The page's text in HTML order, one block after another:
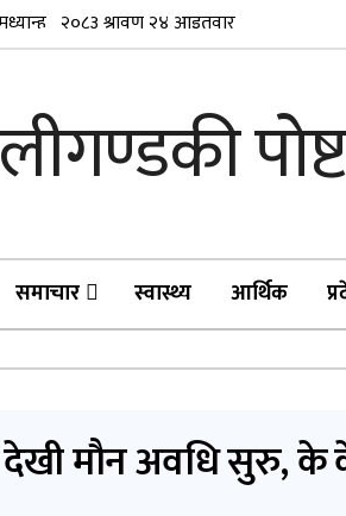
समाचार स्वास्थ्य आर्थिक
मौन अवधि सुरु, के